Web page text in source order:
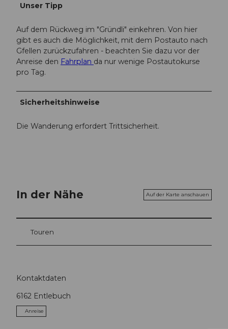
Unser Tipp
Auf dem Rückweg im "Gründli" einkehren. Von hier
gibt es auch die Möglichkeit, mit dem Postauto nach
Gfellen zurückzufahren - beachten Sie dazu vor der
Anreise den Fahrplan da nur wenige Postautokurse
pro Tag.
Sicherheitshinweise
Die Wanderung erfordert Trittsicherheit.
In der Nähe Auf der Karte anschauen
Touren
Kontaktdaten
6162 Entlebuch
Anreise